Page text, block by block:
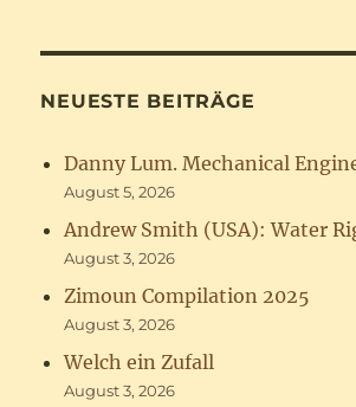
NEUESTE BEITRÄGE
Danny Lum. Mechanical
August 5, 2026
Andrew Smith (USA): Water
August 3, 2026
Zimoun Compilation 2025
August 3, 2026
Welch ein Zufall
August 3, 2026